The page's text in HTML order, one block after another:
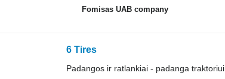
Fomisas UAB company
6 Tires
Padangos ir ratlankiai - padanga traktoriui